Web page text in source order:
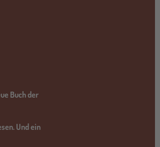
Buch der
Und ein